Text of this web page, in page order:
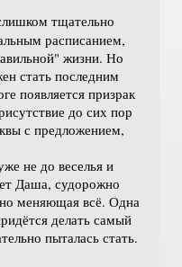
тщательно
расписанием,
жизни. Но
стать последним
появляется призрак
до сих пор
с предложением,
не до веселья и
Даша, судорожно
меняющая всё. Одна
делать самый
пыталась стать.